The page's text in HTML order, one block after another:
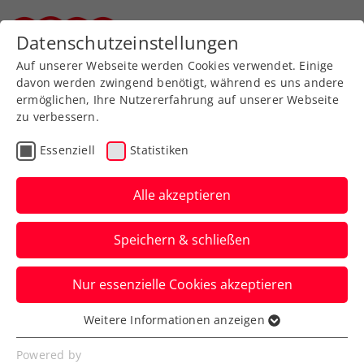
Zurück zur Newsübersicht
Turniere
Turniersiege am
Fließband: Erfolgreiche
Woche für ÖTV-
Nachwuchs
Rafael Ficjan, Timo Rosenkranz-König,
Simon Gruber, Peter Kieslinger, Lionel
Frießnegg, Lino Klauser jubeln.
Datenschutzeinstellungen
Auf unserer Webseite werden Cookies verwendet. Einige
davon werden zwingend benötigt, während es uns andere
ermöglichen, Ihre Nutzererfahrung auf unserer Webseite
zu verbessern.
Essenziell Statistiken
Alle akzeptieren
Speichern & schließen
Nur essenzielle Cookies akzeptieren
Essenziell
Essenzielle Cookies werden für grundlegende
Weitere Informationen anzeigen
Powered by